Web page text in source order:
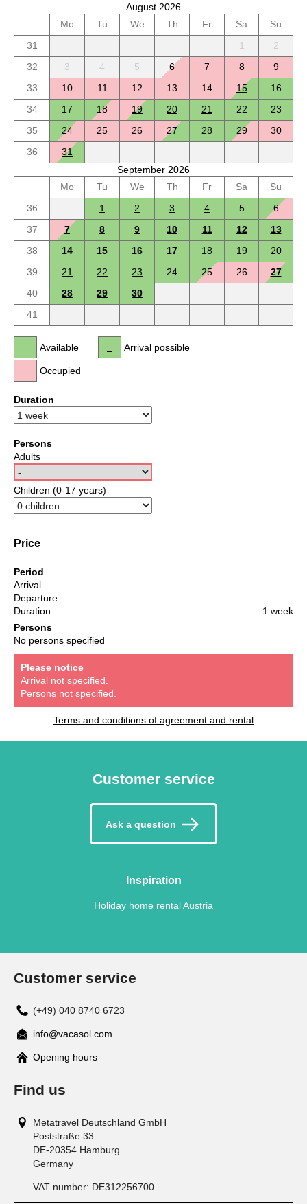
August 2026
Mo
Tu We Th Fr Sa
Su
31
1
2
32
3 4 5 6 7 8
9
33
10 11 12 13 14 15
16
34
17 18 19 20 21 22
23
35
24 25 26 27 28 29
30
36
31
September 2026
Mo
Tu We Th Fr Sa
Su
36
1 2 3 4 5
6
37
7 8 9 10 11 12
13
38
14 15 16 17 18 19
20
39
21 22 23 24 25 26
27
40
28 29
30
41
Available
Occupied
Arrival possible
Duration
Persons
Adults
Children (0-17 years)
Price
Period
Arrival
Departure
Duration
1 week
Persons
No persons specified
Please notice
Arrival not specified.
Persons not specified.
Terms and conditions of agreement and rental
Customer service
Ask a question
Inspiration
Holiday home rental Austria
Customer service
(+49) 040 8740 6723
info@vacasol.com
Opening hours
Find us
Metatravel Deutschland GmbH
Poststraße 33
DE-20354 Hamburg
Germany
VAT number: DE312256700